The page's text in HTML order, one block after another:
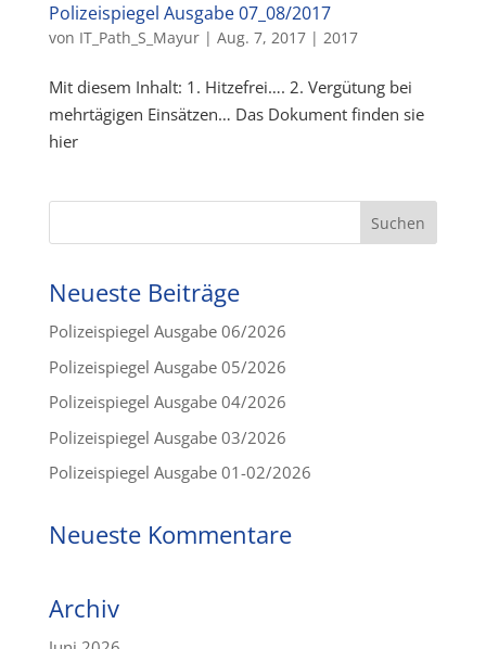
Polizeispiegel Ausgabe 07_08/2017
von IT_Path_S_Mayur| Aug. 7, 2017| 2017
Mit diesem Inhalt: 1. Hitzefrei…. 2. Vergütung bei
mehrtägigen Einsätzen… Das Dokument finden sie
hier
Neueste Beiträge
Polizeispiegel Ausgabe 06/2026
Polizeispiegel Ausgabe 05/2026
Polizeispiegel Ausgabe 04/2026
Polizeispiegel Ausgabe 03/2026
Polizeispiegel Ausgabe 01-02/2026
Neueste Kommentare
Archiv